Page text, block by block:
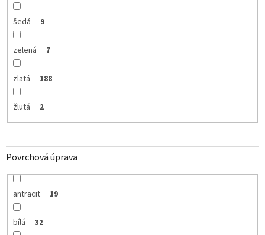
šedá 9
zelená 7
zlatá 188
žlutá 2
Povrchová úprava
antracit 19
bílá 32